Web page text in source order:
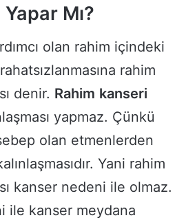
Yapar Mı?
olan rahim içindeki
rahim
denir. Rahim kanseri
yapmaz. Çünkü
olan etmenlerden
Yani rahim
kanser nedeni ile olmaz.
ile kanser meydana